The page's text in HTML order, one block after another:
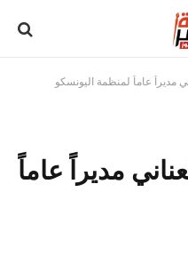
مديراً عاماً لمنظمة اليونسكو
مديراً عاماً